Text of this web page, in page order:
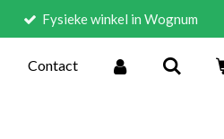
Fysieke winkel in Wognum
Contact